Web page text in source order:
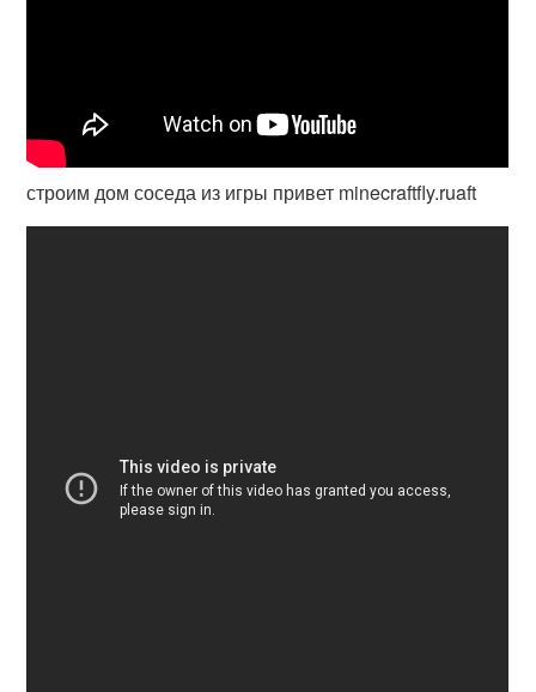
строим дом соседа из игры привет minecraftfly.ruaft